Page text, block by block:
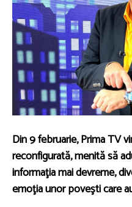
Din 9 februarie, Prima TV
reconfigurată, menită să
informaţia mai devreme,
emoţia unor poveşti care